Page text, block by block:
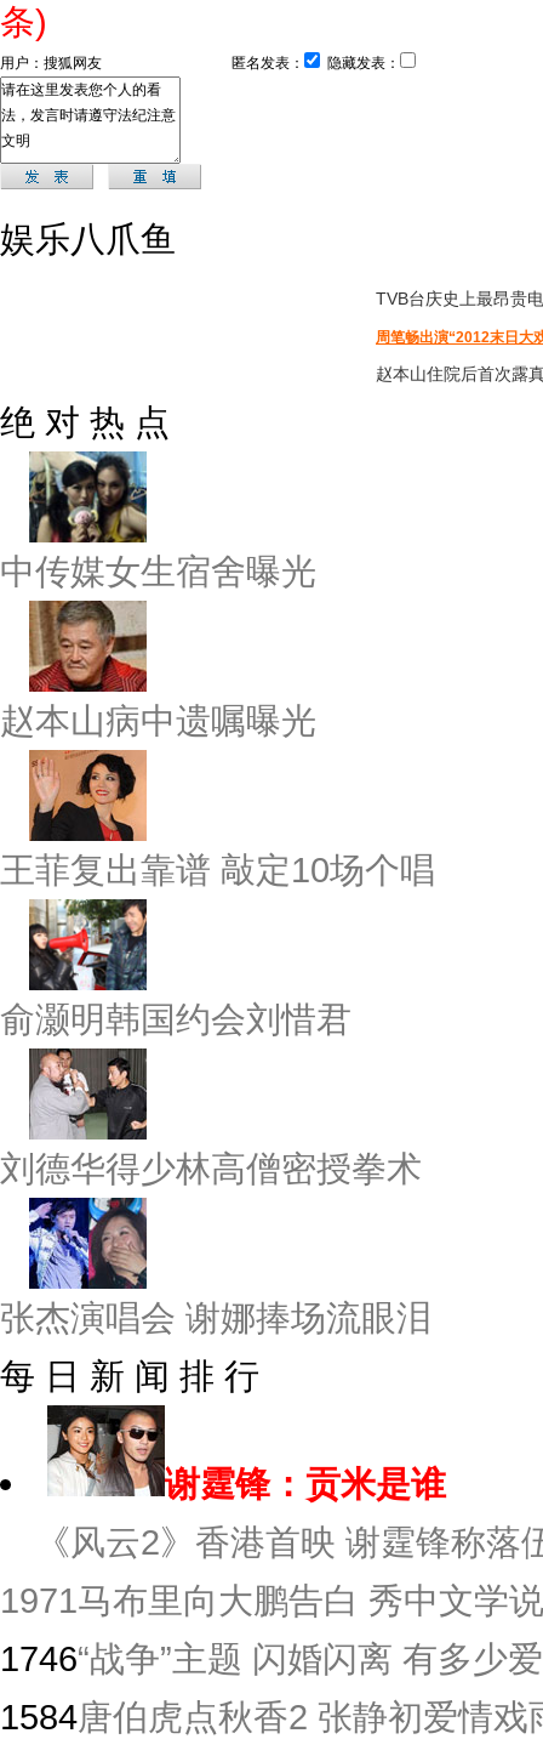
条)
用户： 匿名发表： 隐藏发表：
娱乐八爪鱼
TVB台庆史上最昂贵
周笔畅出演“2012末日大
赵本山住院后首次露
绝 对 热 点
中传媒女生宿舍曝光
赵本山病中遗嘱曝光
王菲复出靠谱 敲定10场个唱
俞灏明韩国约会刘惜君
刘德华得少林高僧密授拳术
张杰演唱会 谢娜捧场流眼泪
每 日 新 闻 排 行
谢霆锋：贡米是谁
《风云2》香港首映 谢霆锋称
1971马布里向大鹏告白 秀中文学
1746“战争”主题 闪婚闪离 有多少
1584唐伯虎点秋香2 张静初爱情戏